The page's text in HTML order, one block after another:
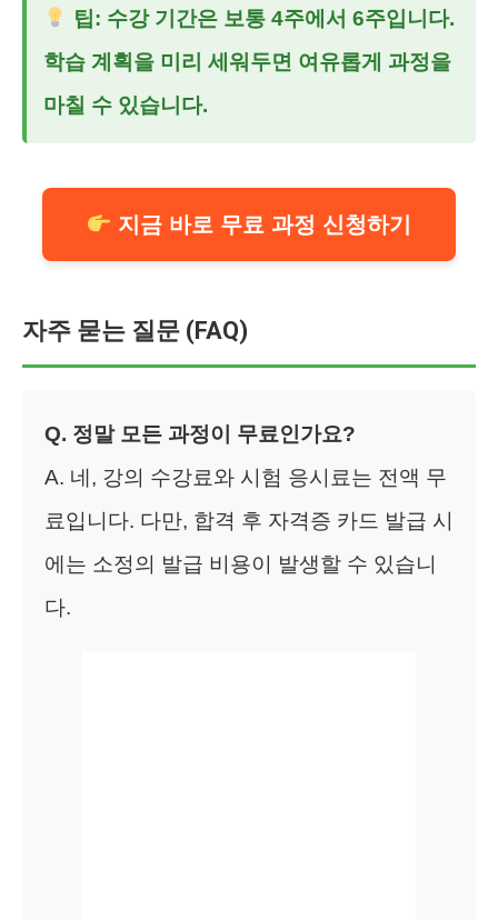
팁: 수강 기간은 보통 4주에서 6주입니다.
학습 계획을 미리 세워두면 여유롭게 과정을
마칠 수 있습니다.
지금 바로 무료 과정 신청하기
자주 묻는 질문 (FAQ)
Q. 정말 모든 과정이 무료인가요?
A. 네, 강의 수강료와 시험 응시료는 전액 무
료입니다. 다만, 합격 후 자격증 카드 발급 시
에는 소정의 발급 비용이 발생할 수 있습니
다.